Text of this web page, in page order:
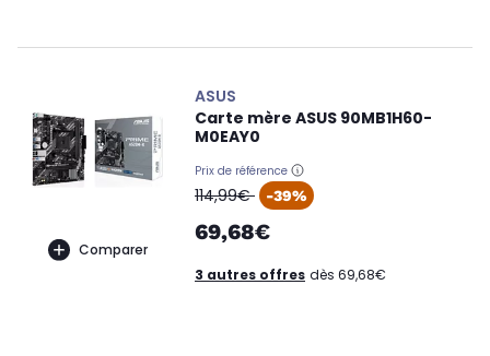
Comparer
ASUS
Carte mère ASUS 90MB1H60-
M0EAY0
Prix de référence
oldPrice
114,99€ -39%
69,68€
3 autres offres dès 69,68€